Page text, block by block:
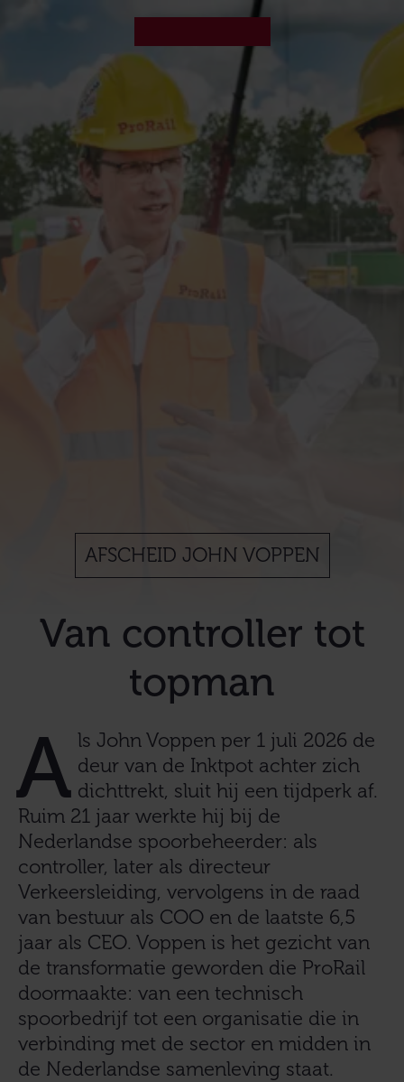
AFSCHEID JOHN VOPPEN
Van controller tot
topman
A ls John Voppen per 1 juli 2026 de
deur van de Inktpot achter zich
dichttrekt, sluit hij een tijdperk af.
Ruim 21 jaar werkte hij bij de
Nederlandse spoorbeheerder: als
controller, later als directeur
Verkeersleiding, vervolgens in de raad
van bestuur als COO en de laatste 6,5
jaar als CEO. Voppen is het gezicht van
de transformatie geworden die ProRail
doormaakte: van een technisch
spoorbedrijf tot een organisatie die in
verbinding met de sector en midden in
de Nederlandse samenleving staat.